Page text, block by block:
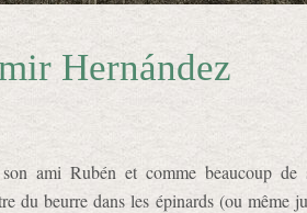
Hernández
ami Rubén et comme beaucoup de
du beurre dans les épinards (ou même